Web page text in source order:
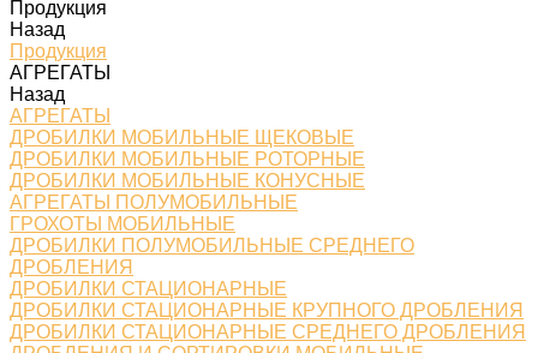
Продукция
Назад
Продукция
АГРЕГАТЫ
Назад
АГРЕГАТЫ
ДРОБИЛКИ МОБИЛЬНЫЕ ЩЕКОВЫЕ
ДРОБИЛКИ МОБИЛЬНЫЕ РОТОРНЫЕ
ДРОБИЛКИ МОБИЛЬНЫЕ КОНУСНЫЕ
АГРЕГАТЫ ПОЛУМОБИЛЬНЫЕ
ГРОХОТЫ МОБИЛЬНЫЕ
ДРОБИЛКИ ПОЛУМОБИЛЬНЫЕ СРЕДНЕГО
ДРОБЛЕНИЯ
ДРОБИЛКИ СТАЦИОНАРНЫЕ
ДРОБИЛКИ СТАЦИОНАРНЫЕ КРУПНОГО ДРОБЛЕНИЯ
ДРОБИЛКИ СТАЦИОНАРНЫЕ СРЕДНЕГО ДРОБЛЕНИЯ